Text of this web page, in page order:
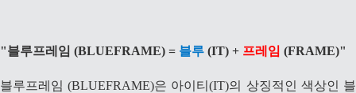
"블루프레임 (BLUEFRAME) = 블루 (IT) + 프레임 (FRAME)"
블루프레임 (BLUEFRAME)은 아이티(IT)의 상징적인 색상인 블